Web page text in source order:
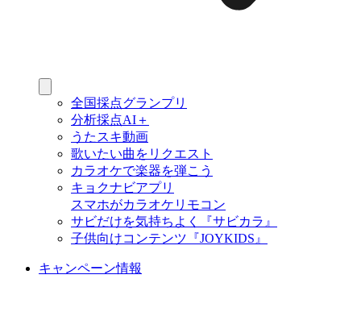
全国採点グランプリ
分析採点AI＋
うたスキ動画
歌いたい曲をリクエスト
カラオケで楽器を弾こう
キョクナビアプリ
スマホがカラオケリモコン
サビだけを気持ちよく『サビカラ』
子供向けコンテンツ『JOYKIDS』
キャンペーン情報